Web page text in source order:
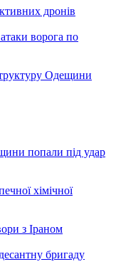
дронів
ворога по
Одещини
попали під удар
хімічної
з Іраном
бригаду